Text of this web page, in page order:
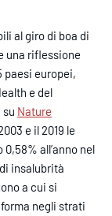
al giro di boa di
una riflessione
paesi europei,
e del
Nature
e il 2019 le
all’anno nel
insalubrità
a cui si
negli strati